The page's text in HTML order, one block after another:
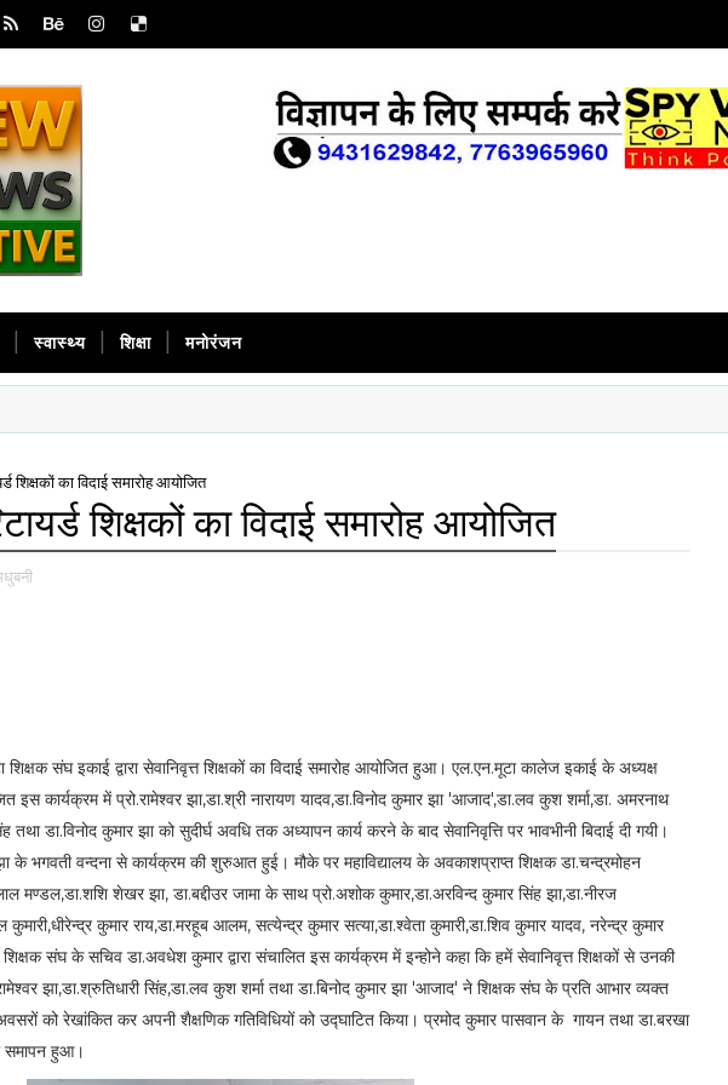
स्वास्थ्य शिक्षा मनोरंजन
शिक्षकों का विदाई समारोह आयोजित
शिक्षकों का विदाई समारोह आयोजित
शिक्षक संघ इकाई द्वारा सेवानिवृत्त शिक्षकों का विदाई समारोह आयोजित हुआ। एल.एन.मूटा कालेज इकाई के अध्यक्ष
इस कार्यक्रम में प्रो.रामेश्वर झा,डा.श्री नारायण यादव,डा.विनोद कुमार झा 'आजाद',डा.लव कुश शर्मा,डा. अमरनाथ
डा.विनोद कुमार झा को सुदीर्घ अवधि तक अध्यापन कार्य करने के बाद सेवानिवृत्ति पर भावभीनी बिदाई दी गयी।
झा के भगवती वन्दना से कार्यक्रम की शुरुआत हुई। मौके पर महाविद्यालय के अवकाशप्राप्त शिक्षक डा.चन्द्रमोहन
मण्डल,डा.शशि शेखर झा, डा.बद्दीउर जामा के साथ प्रो.अशोक कुमार,डा.अरविन्द कुमार सिंह झा,डा.नीरज
कुमार राय,डा.मरहूब आलम, सत्येन्द्र कुमार सत्या,डा.श्वेता कुमारी,डा.शिव कुमार यादव, नरेन्द्र कुमार
संघ के सचिव डा.अवधेश कुमार द्वारा संचालित इस कार्यक्रम में इन्होने कहा कि हमें सेवानिवृत्त शिक्षकों से उनकी
झा,डा.श्रुतिधारी सिंह,डा.लव कुश शर्मा तथा डा.बिनोद कुमार झा 'आजाद' ने शिक्षक संघ के प्रति आभार व्यक्त
को रेखांकित कर अपनी शैक्षणिक गतिविधियों को उद्घाटित किया। प्रमोद कुमार पासवान के गायन तथा डा.बरखा
समापन हुआ।